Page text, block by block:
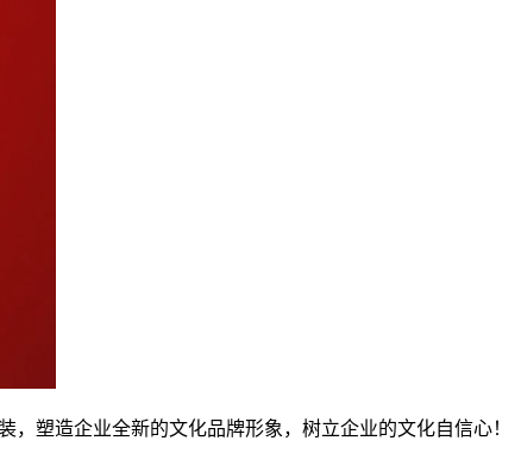
塑造企业全新的文化品牌形象，树立企业的文化自信心！